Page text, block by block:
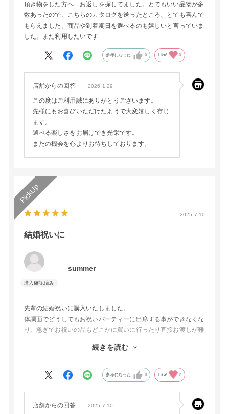
頂き物をした方へ お返しを探してました。とてもいい品物が多
数あったので、こちらのカタログを送ったところ、とても喜んで
もらえました。商品や到着期日を選べるのも嬉しいと言っていま
した。また利用したいです
参考になった 0 Like! 0
店舗からの回答 2026.1.29
この度はご利用誠にありがとうございます。
先様にもお喜びいただけたようで大変嬉しく存じ
ます。
選べる楽しさをお届けでき光栄です。
またの機会を心よりお待ちしております。
2025.7.10
結婚祝いに
summer
先輩の結婚祝いに購入いたしました。
体調面でどうしてもお祝いパーティーに出席する事ができなくな
り、急ぎでお祝いの品もどこかに買いに行ったり直接お渡しが難
遽注文をしたのですが、購入してすぐにカタログギフトもすぐに
入して良かったと思い、また何かの機会に利用予定です^ ^
続きを読む
参考になった 0 Like! 2
店舗からの回答 2025.7.10